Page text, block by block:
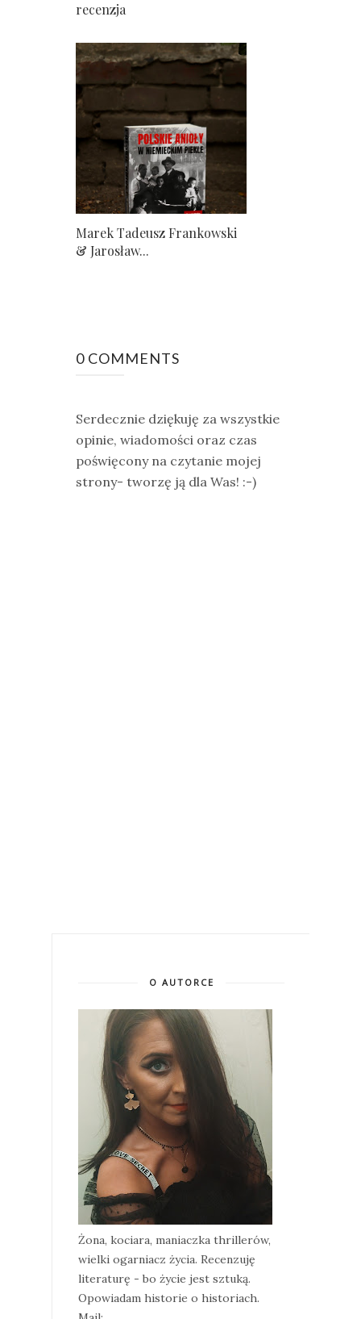
recenzja
Marek Tadeusz Frankowski
& Jarosław...
0 COMMENTS
Serdecznie dziękuję za wszystkie
opinie, wiadomości oraz czas
poświęcony na czytanie mojej
strony- tworzę ją dla Was! :-)
O AUTORCE
Żona, kociara, maniaczka thrillerów,
wielki ogarniacz życia. Recenzuję
literaturę - bo życie jest sztuką.
Opowiadam historie o historiach.